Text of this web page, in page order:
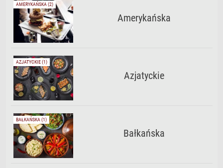
AMERYKAŃSKA (2)
Amerykańska
AZJATYCKIE (1)
Azjatyckie
BAŁKAŃSKA (1)
Bałkańska